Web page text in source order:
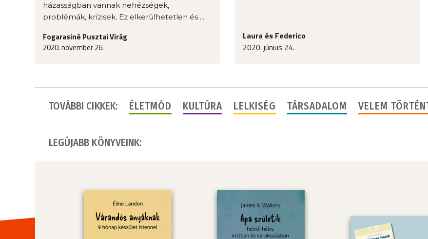
házasságban vannak nehézségek,
problémák, krízisek. Ez elkerülhetetlen és ...
Fogarasiné Pusztai Virág
2020. november 26.
Laura és Federico
2020. június 24.
TOVÁBBI CIKKEK: ÉLETMÓD KULTÚRA LELKISÉG TÁRSADALOM VELEM
LEGÚJABB KÖNYVEINK: